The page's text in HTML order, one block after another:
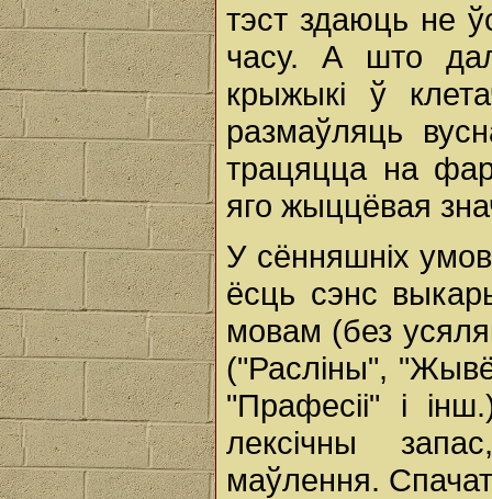
тэст здаюць не
часу. А што
крыжыкі ў
размаўляць
трацяцца на
яго жыццёвая
У сённяшніх
ёсць сэнс
мовам (без
("Расліны",
"Прафесіі" і
лексічны
маўлення.